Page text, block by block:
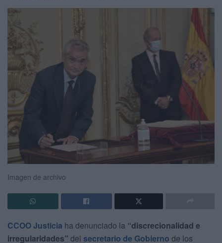
Imagen de archivo
CCOO Justicia ha denunciado la “discrecionalidad e
irregularidades” del secretario de Gobierno de los